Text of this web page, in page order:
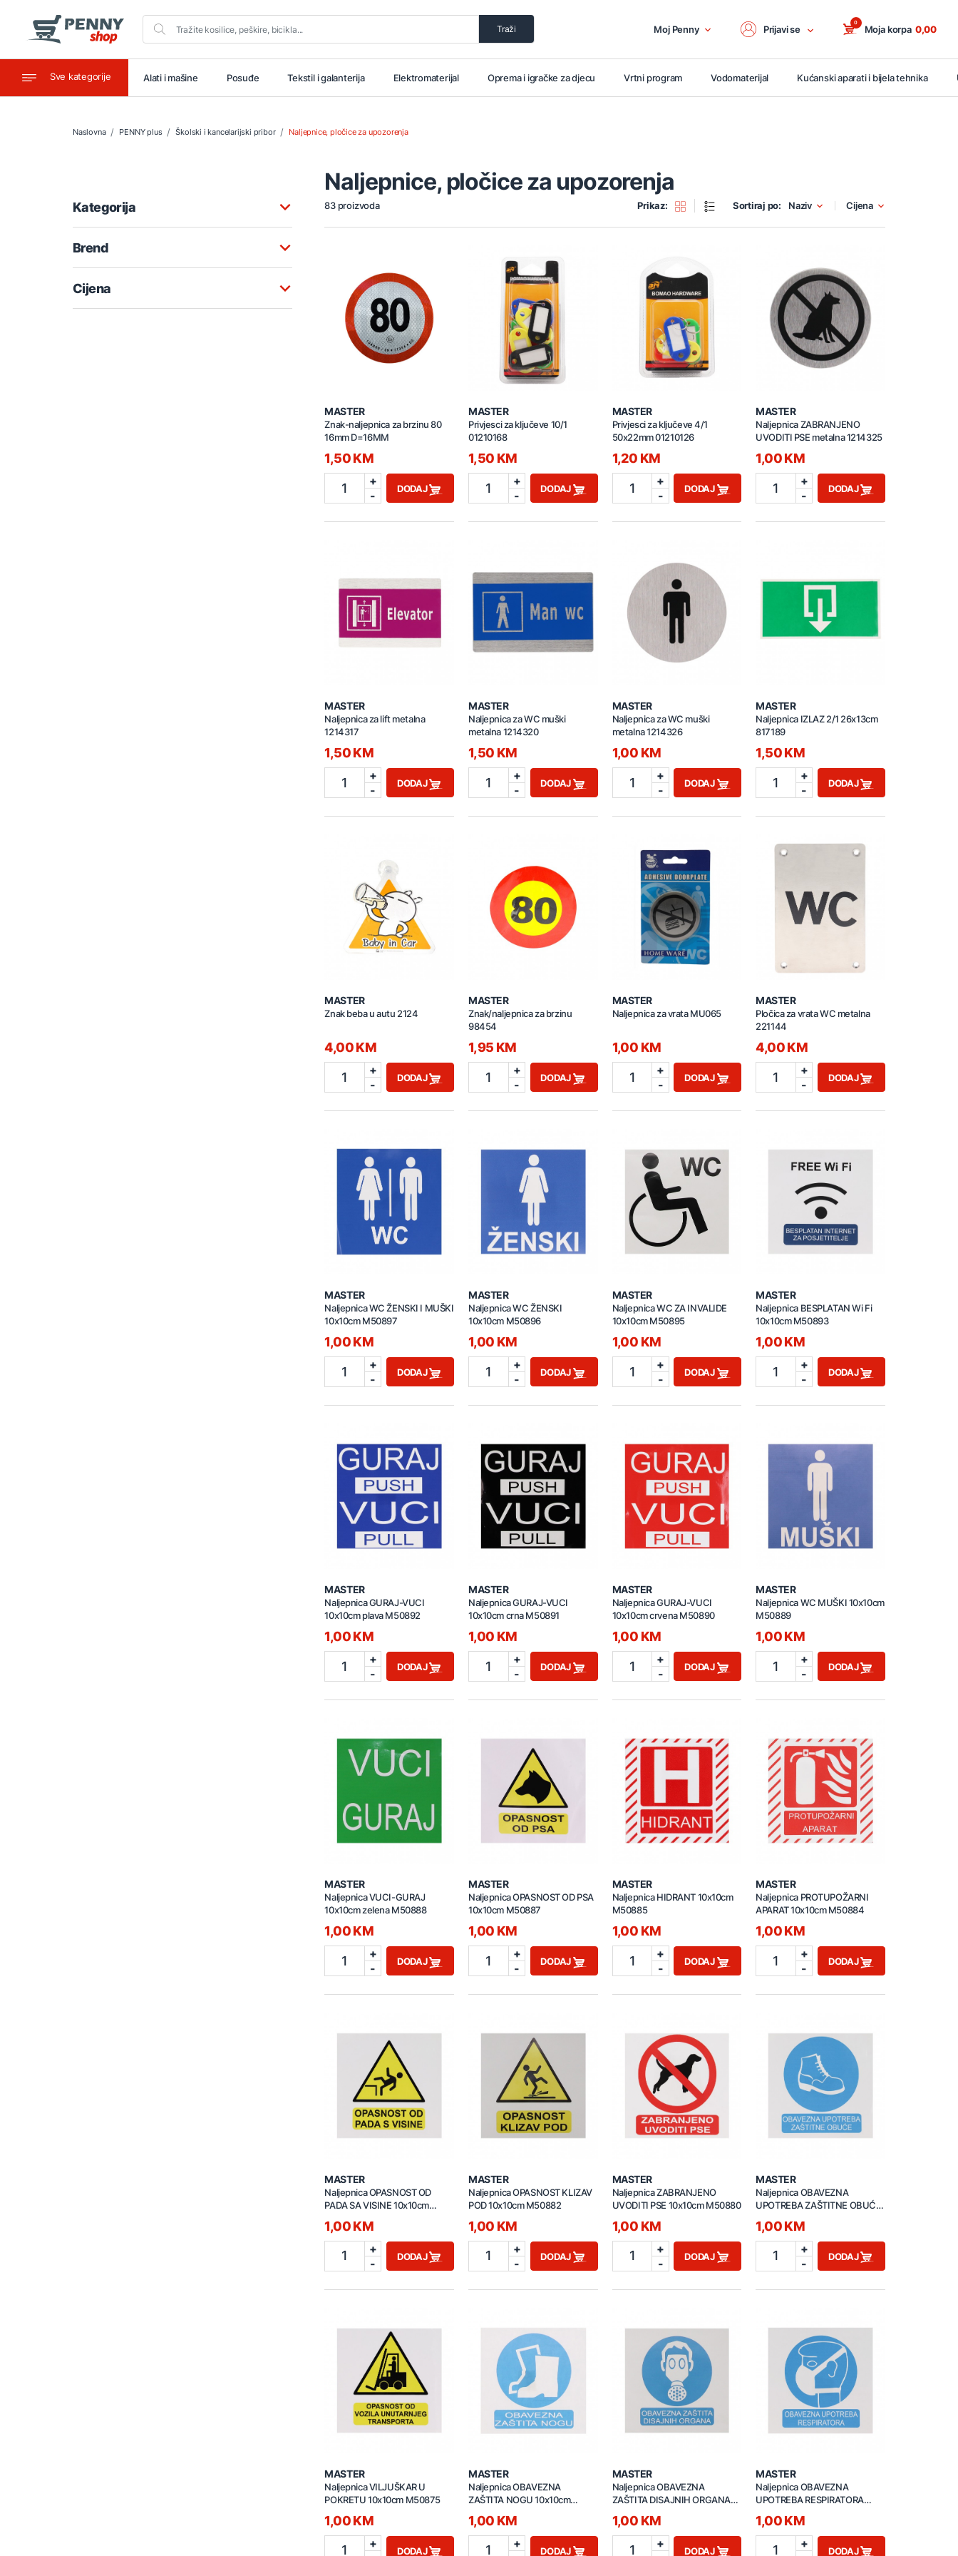
Traži Moj Penny Prijavi se Moja korpa
0
0,00
Sve kategorije
Ugostiteljstvo Alati i mašine Posuđe Tekstil i galanterija Elektromaterijal Oprema i igračke za djecu Vrtni program Vodomaterijal Kućanski aparati i bijela tehnika
Naslovna PENNY plus Školski i kancelarijski pribor Naljepnice, pločice za upozorenja
Naljepnice, pločice za upozorenja
83 proizvoda Prikaz: Sortiraj po: Naziv Cijena
Kategorija
Brend
Cijena
MASTER
Znak-naljepnica za brzinu 80
16mm D=16MM
1,50 KM
1
+
-
DODAJ
MASTER
Privjesci za ključeve 10/1
01210168
1,50 KM
1
+
-
DODAJ
MASTER
Privjesci za ključeve 4/1
50x22mm 01210126
1,20 KM
1
+
-
DODAJ
MASTER
Naljepnica ZABRANJENO
UVODITI PSE metalna 1214325
1,00 KM
1
+
-
DODAJ
MASTER
Naljepnica za lift metalna
1214317
1,50 KM
1
+
-
DODAJ
MASTER
Naljepnica za WC muški
metalna 1214320
1,50 KM
1
+
-
DODAJ
MASTER
Naljepnica za WC muški
metalna 1214326
1,00 KM
1
+
-
DODAJ
MASTER
Naljepnica IZLAZ 2/1 26x13cm
817189
1,50 KM
1
+
-
DODAJ
MASTER
Znak beba u autu 2124
4,00 KM
1
+
-
DODAJ
MASTER
Znak/naljepnica za brzinu
98454
1,95 KM
1
+
-
DODAJ
MASTER
Naljepnica za vrata MU065
1,00 KM
1
+
-
DODAJ
MASTER
Pločica za vrata WC metalna
221144
4,00 KM
1
+
-
DODAJ
MASTER
Naljepnica WC ŽENSKI I MUŠKI
10x10cm M50897
1,00 KM
1
+
-
DODAJ
MASTER
Naljepnica WC ŽENSKI
10x10cm M50896
1,00 KM
1
+
-
DODAJ
MASTER
Naljepnica WC ZA INVALIDE
10x10cm M50895
1,00 KM
1
+
-
DODAJ
MASTER
Naljepnica BESPLATAN Wi Fi
10x10cm M50893
1,00 KM
1
+
-
DODAJ
MASTER
Naljepnica GURAJ-VUCI
10x10cm plava M50892
1,00 KM
1
+
-
DODAJ
MASTER
Naljepnica GURAJ-VUCI
10x10cm crna M50891
1,00 KM
1
+
-
DODAJ
MASTER
Naljepnica GURAJ-VUCI
10x10cm crvena M50890
1,00 KM
1
+
-
DODAJ
MASTER
Naljepnica WC MUŠKI 10x10cm
M50889
1,00 KM
1
+
-
DODAJ
MASTER
Naljepnica VUCI-GURAJ
10x10cm zelena M50888
1,00 KM
1
+
-
DODAJ
MASTER
Naljepnica OPASNOST OD PSA
10x10cm M50887
1,00 KM
1
+
-
DODAJ
MASTER
Naljepnica HIDRANT 10x10cm
M50885
1,00 KM
1
+
-
DODAJ
MASTER
Naljepnica PROTUPOŽARNI
APARAT 10x10cm M50884
1,00 KM
1
+
-
DODAJ
MASTER
Naljepnica OPASNOST OD
PADA SA VISINE 10x10cm
1,00 KM
1
+
-
DODAJ
MASTER
Naljepnica OPASNOST KLIZAV
POD 10x10cm M50882
1,00 KM
1
+
-
DODAJ
MASTER
Naljepnica ZABRANJENO
UVODITI PSE 10x10cm M50880
1,00 KM
1
+
-
DODAJ
MASTER
Naljepnica OBAVEZNA
UPOTREBA ZAŠTITNE OBUĆE
1,00 KM
1
+
-
DODAJ
MASTER
Naljepnica VILJUŠKAR U
POKRETU 10x10cm M50875
1,00 KM
1
+
DODAJ
MASTER
Naljepnica OBAVEZNA
ZAŠTITA NOGU 10x10cm
1,00 KM
1
+
DODAJ
MASTER
Naljepnica OBAVEZNA
ZAŠTITA DISAJNIH ORGANA
1,00 KM
1
+
DODAJ
MASTER
Naljepnica OBAVEZNA
UPOTREBA RESPIRATORA
1,00 KM
1
+
DODAJ